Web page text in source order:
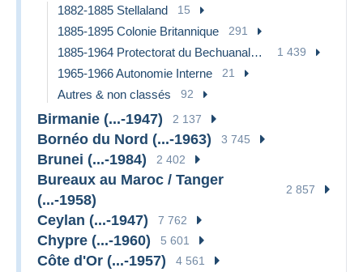
1882-1885 Stellaland 15
1885-1895 Colonie Britannique 291
1885-1964 Protectorat du Bechuanaland 1 439
1965-1966 Autonomie Interne 21
Autres & non classés 92
Birmanie (...-1947) 2 137
Bornéo du Nord (...-1963) 3 745
Brunei (...-1984) 2 402
Bureaux au Maroc / Tanger
(...-1958)
2 857
Ceylan (...-1947) 7 762
Chypre (...-1960) 5 601
Côte d'Or (...-1957) 4 561